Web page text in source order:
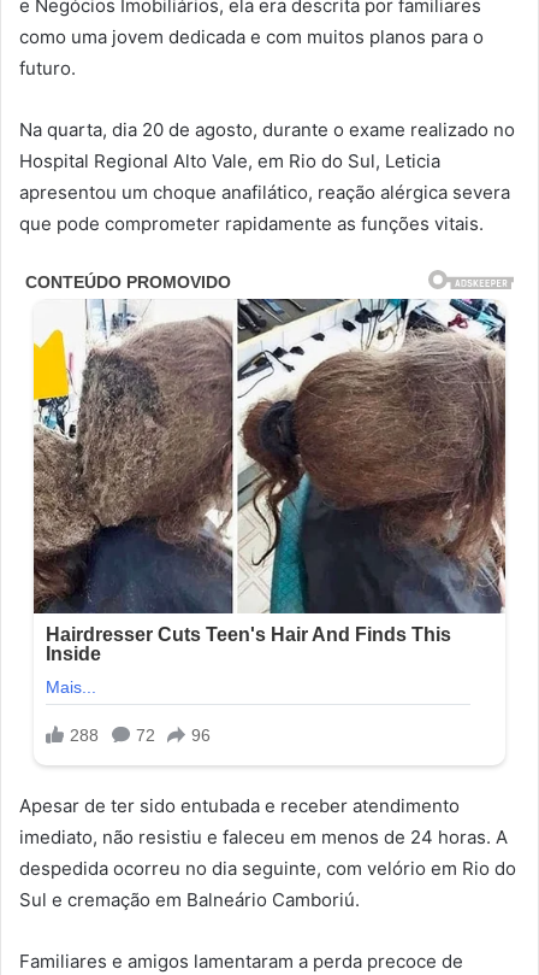
e Negócios Imobiliários, ela era descrita por familiares
como uma jovem dedicada e com muitos planos para o
futuro.
Na quarta, dia 20 de agosto, durante o exame realizado no
Hospital Regional Alto Vale, em Rio do Sul, Leticia
apresentou um choque anafilático, reação alérgica severa
que pode comprometer rapidamente as funções vitais.
Apesar de ter sido entubada e receber atendimento
imediato, não resistiu e faleceu em menos de 24 horas. A
despedida ocorreu no dia seguinte, com velório em Rio do
Sul e cremação em Balneário Camboriú.
Familiares e amigos lamentaram a perda precoce de